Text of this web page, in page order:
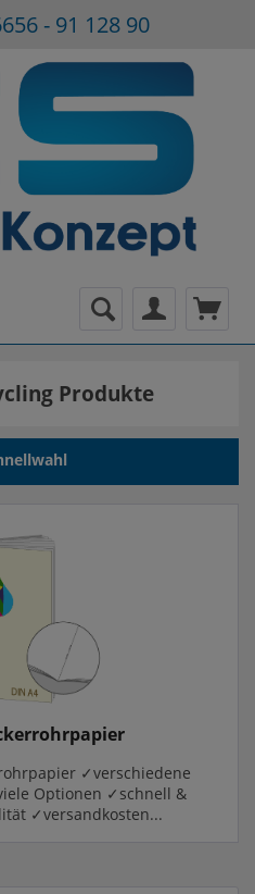
- 91 128 90
Produkte
✓verschiedene
Optionen ✓schnell &
✓versandkosten...